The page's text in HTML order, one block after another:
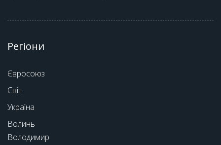
Регіони
Євросоюз
Світ
Україна
Волинь
Володимир